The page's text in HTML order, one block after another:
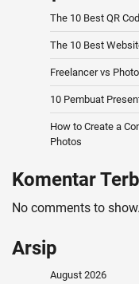
The 10 Best QR
The 10 Best
Freelancer vs
10 Pembuat
How to Create a
Photos
Komentar
No comments to show.
Arsip
August 2026